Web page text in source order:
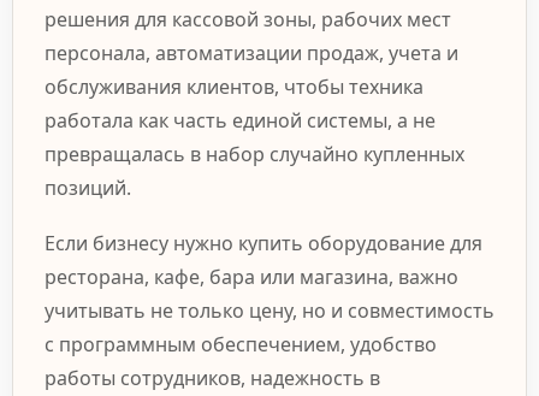
решения для кассовой зоны, рабочих мест
персонала, автоматизации продаж, учета и
обслуживания клиентов, чтобы техника
работала как часть единой системы, а не
превращалась в набор случайно купленных
позиций.
Если бизнесу нужно купить оборудование для
ресторана, кафе, бара или магазина, важно
учитывать не только цену, но и совместимость
с программным обеспечением, удобство
работы сотрудников, надежность в